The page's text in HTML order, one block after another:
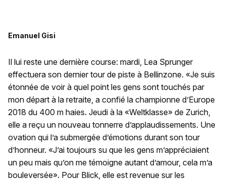
Emanuel Gisi
Il lui reste une dernière course: mardi, Lea Sprunger
effectuera son dernier tour de piste à Bellinzone. «Je suis
étonnée de voir à quel point les gens sont touchés par
mon départ à la retraite, a confié la championne d’Europe
2018 du 400 m haies. Jeudi à la «Weltklasse» de Zurich,
elle a reçu un nouveau tonnerre d’applaudissements. Une
ovation qui l’a submergée d’émotions durant son tour
d’honneur. «J’ai toujours su que les gens m’appréciaient
un peu mais qu’on me témoigne autant d’amour, cela m’a
bouleversée». Pour Blick, elle est revenue sur les